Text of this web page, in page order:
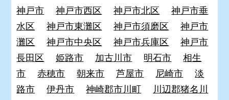
神戸市 神戸市西区 神戸市北区
神戸市垂
水区
神戸市東灘区 神戸市須磨区
神戸市
灘区
神戸市中央区 神戸市兵庫区
神戸市
長田区
姫路市 加古川市 明石市
相生
市
赤穂市 朝来市 芦屋市 尼崎市
淡
路市
伊丹市 神崎郡市川町
川辺郡猪名川